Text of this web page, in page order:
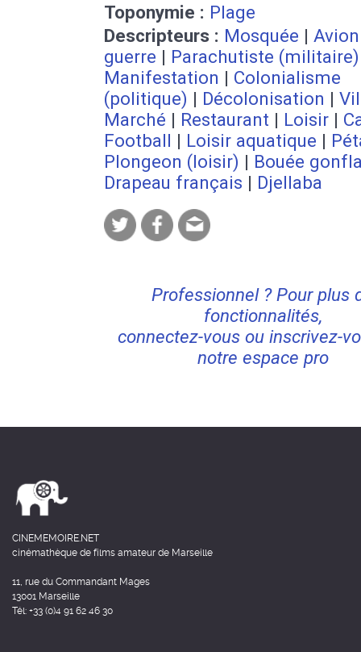
Toponymie : Plage
Descripteurs : Mosquée |
guerre | Parachutiste (militaire)
Manifestation | Colonialisme
(politique) | Décolonisation |
Marché | Restaurant | Loisir |
Football | Loisir aquatique |
Plongeon (loisir) | Bouée
Drapeau français | Djellaba
Professionnel ? Pour plus
fonctionnalités,
connectez-vous ou inscrivez-
notre espace pro
CINEMEMOIRE.NET
cinémathèque de films amateur de Marseille
11, rue du Commandant Mages
13001 Marseille
Tél: +33 (0)4 91 62 46 30